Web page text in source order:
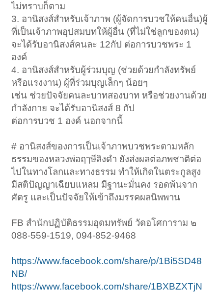
ไม่ทราบก็ตาม
3. อานิสงส์สำหรับเจ้าภาพ (ผู้จัดการบวชให้คนอื่น)ผู้
ที่เป็นเจ้าภาพอุปสมบทให้ผู้อื่น (ที่ไม่ใช่ลูกของตน)
จะได้รับอานิสงส์คนละ 12กัป ต่อการบวชพระ 1
องค์
4. อานิสงส์สำหรับผู้ร่วมบุญ (ช่วยด้วยกำลังทรัพย์
หรือแรงงาน) ผู้ที่ร่วมบุญเล็กๆ น้อยๆ
เช่น ช่วยปัจจัยคนละบาทสองบาท หรือช่วยงานด้วย
กำลังกาย จะได้รับอานิสงส์ 8 กัป
ต่อการบวช 1 องค์ นอกจากนี้
# อานิสงส์ของการเป็นเจ้าภาพบวชพระตามหลัก
ธรรมของหลวงพ่อฤๅษีลิงดำ ยังส่งผลต่อภพชาติต่อ
ไปในทางโลกและทางธรรม ทำให้เกิดในตระกูลสูง
มีสติปัญญาเฉียบแหลม มีฐานะมั่นคง รอดพ้นจาก
ศัตรู และเป็นปัจจัยให้เข้าถึงมรรคผลนิพพาน
FB สำนักปฏิบัติธรรมอุดมทรัพย์ วัดอโศการาม ๒
088-559-1519, 094-852-9468
https://www.facebook.com/share/p/1Bi5SD48
NB/
https://www.facebook.com/share/1BXBZXTjN